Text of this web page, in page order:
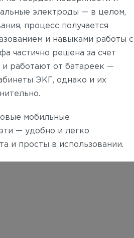
электроды — в целом,
процесс получается
и навыками работы с
частично решена за счет
работают от батареек —
ЭКГ, однако и их
мобильные
— удобно и легко
и просты в использовании.